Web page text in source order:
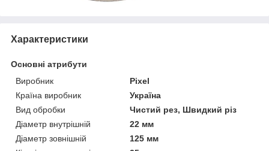
Характеристики
Основні атрибути
Виробник
Pixel
Країна виробник
Україна
Вид обробки
Чистий рез, Швидкий різ
Діаметр внутрішній
22 мм
Діаметр зовнішній
125 мм